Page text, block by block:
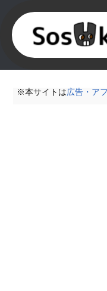
※本サイトは広告・ア